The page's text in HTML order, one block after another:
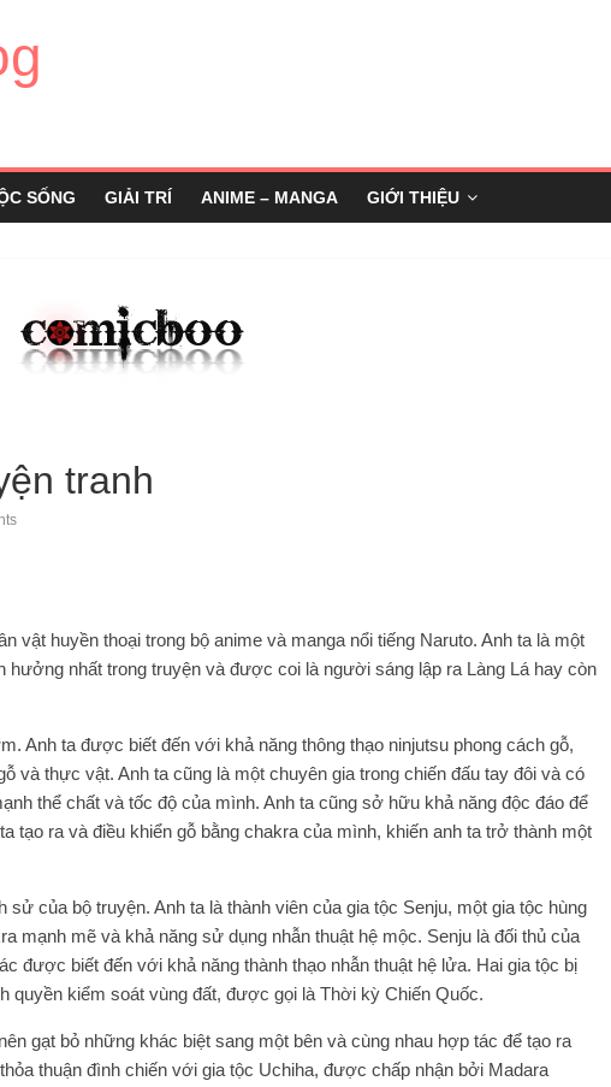
SỐNG GIẢI TRÍ ANIME – MANGA GIỚI THIỆU
tranh
vật huyền thoại trong bộ anime và manga nổi tiếng Naruto. Anh ta là một
hưởng nhất trong truyện và được coi là người sáng lập ra Làng Lá hay còn
Anh ta được biết đến với khả năng thông thạo ninjutsu phong cách gỗ,
và thực vật. Anh ta cũng là một chuyên gia trong chiến đấu tay đôi và có
thể chất và tốc độ của mình. Anh ta cũng sở hữu khả năng độc đáo để
tạo ra và điều khiển gỗ bằng chakra của mình, khiến anh ta trở thành một
của bộ truyện. Anh ta là thành viên của gia tộc Senju, một gia tộc hùng
mạnh mẽ và khả năng sử dụng nhẫn thuật hệ mộc. Senju là đối thủ của
được biết đến với khả năng thành thạo nhẫn thuật hệ lửa. Hai gia tộc bị
quyền kiểm soát vùng đất, được gọi là Thời kỳ Chiến Quốc.
gạt bỏ những khác biệt sang một bên và cùng nhau hợp tác để tạo ra
thuận đình chiến với gia tộc Uchiha, được chấp nhận bởi Madara